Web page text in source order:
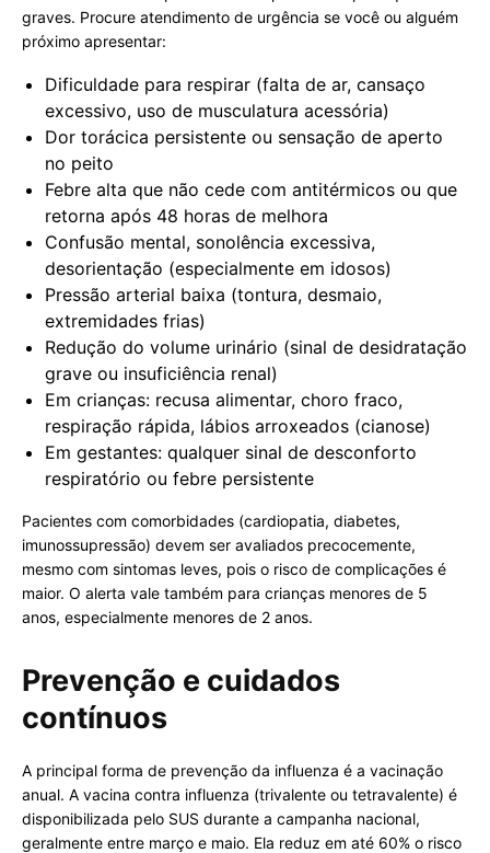
graves. Procure atendimento de urgência se você ou alguém
próximo apresentar:
Dificuldade para respirar (falta de ar, cansaço
excessivo, uso de musculatura acessória)
Dor torácica persistente ou sensação de aperto
no peito
Febre alta que não cede com antitérmicos ou que
retorna após 48 horas de melhora
Confusão mental, sonolência excessiva,
desorientação (especialmente em idosos)
Pressão arterial baixa (tontura, desmaio,
extremidades frias)
Redução do volume urinário (sinal de desidratação
grave ou insuficiência renal)
Em crianças: recusa alimentar, choro fraco,
respiração rápida, lábios arroxeados (cianose)
Em gestantes: qualquer sinal de desconforto
respiratório ou febre persistente
Pacientes com comorbidades (cardiopatia, diabetes,
imunossupressão) devem ser avaliados precocemente,
mesmo com sintomas leves, pois o risco de complicações é
maior. O alerta vale também para crianças menores de 5
anos, especialmente menores de 2 anos.
Prevenção e cuidados
contínuos
A principal forma de prevenção da influenza é a vacinação
anual. A vacina contra influenza (trivalente ou tetravalente) é
disponibilizada pelo SUS durante a campanha nacional,
geralmente entre março e maio. Ela reduz em até 60% o risco